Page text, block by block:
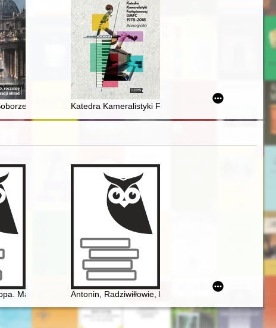
w Rosji (1915-1918)
Watykańskim II na łamach "Tygodnika Powszechnego"
Katedra Kameralistyki Fortepianowej UMFC 1978-
stuttgarckiego
Marzenia, doświadczenia, propozycje
Antonin, Radziwiłłowie, Fryderyk Chopin [1810-1849]